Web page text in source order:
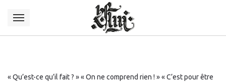
« Qu’est-ce qu’il fait ? » « On ne comprend rien ! » « C’est pour être